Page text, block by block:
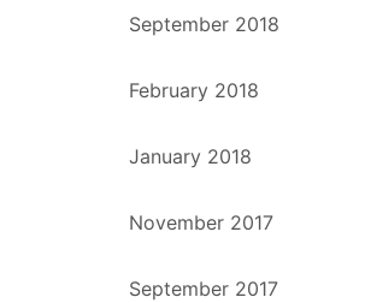
September 2018
February 2018
January 2018
November 2017
September 2017